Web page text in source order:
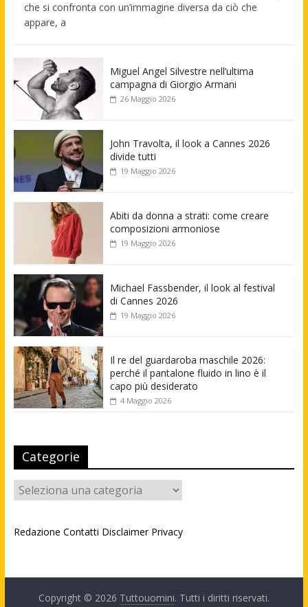
che si confronta con un’immagine diversa da ciò che
appare, a
Miguel Angel Silvestre nell’ultima
campagna di Giorgio Armani
26 Maggio 2026
John Travolta, il look a Cannes 2026
divide tutti
19 Maggio 2026
Abiti da donna a strati: come creare
composizioni armoniose
19 Maggio 2026
Michael Fassbender, il look al festival
di Cannes 2026
19 Maggio 2026
Il re del guardaroba maschile 2026:
perché il pantalone fluido in lino è il
capo più desiderato
4 Maggio 2026
Categorie
Categorie
Redazione Contatti Disclaimer Privacy
Copyright © 2026 Tuttouomini. Tutti i diritti riservati.